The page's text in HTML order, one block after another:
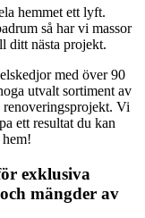
hemmet ett lyft.
så har vi massor
ditt nästa projekt.
med över 90
utvalt sortiment av
Vi
ett resultat du kan
exklusiva
mängder av